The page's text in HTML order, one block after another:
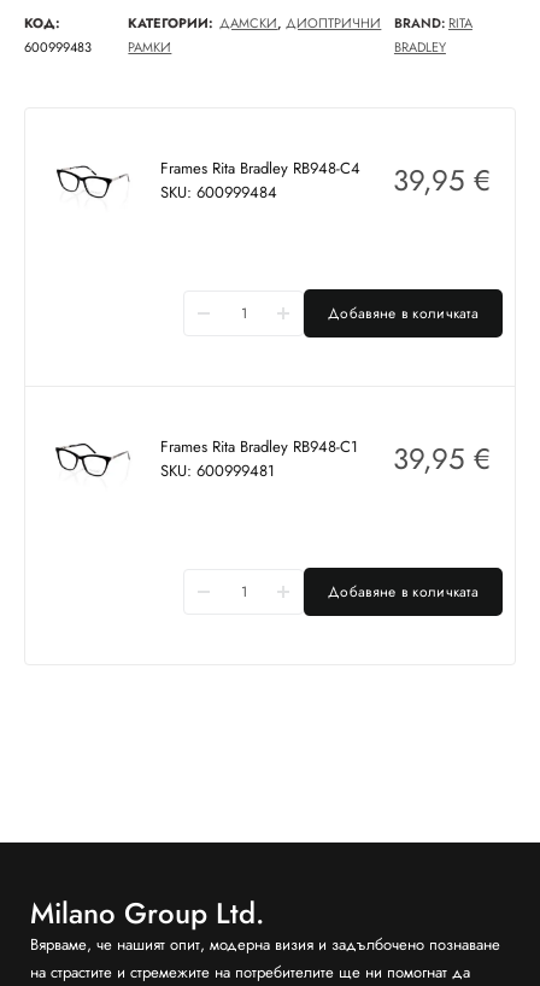
КОД:
600999483
КАТЕГОРИИ: ДАМСКИ,ДИОПТРИЧНИ
РАМКИ
BRAND: RITA
BRADLEY
Frames Rita Bradley RB948-C4
SKU: 600999484
39,95 €
Добавяне в количката
Frames Rita Bradley RB948-C1
SKU: 600999481
39,95 €
Добавяне в количката
Milano Group Ltd.
Вярваме, че нашият опит, модерна визия и задълбочено познаване
на страстите и стремежите на потребителите ще ни помогнат да